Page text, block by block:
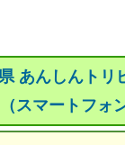
あんしんトリ
（スマートフォ